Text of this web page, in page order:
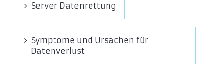
Server Datenrettung
Symptome und Ursachen für
Datenverlust